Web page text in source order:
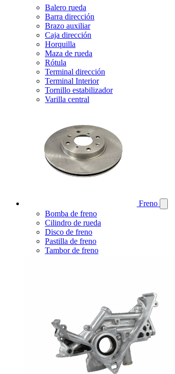
Balero rueda
Barra dirección
Brazo auxiliar
Caja dirección
Horquilla
Maza de rueda
Rótula
Terminal dirección
Terminal Interior
Tornillo estabilizador
Varilla central
Freno
Bomba de freno
Cilindro de rueda
Disco de freno
Pastilla de freno
Tambor de freno